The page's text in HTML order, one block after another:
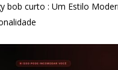
bob curto : Um Estilo